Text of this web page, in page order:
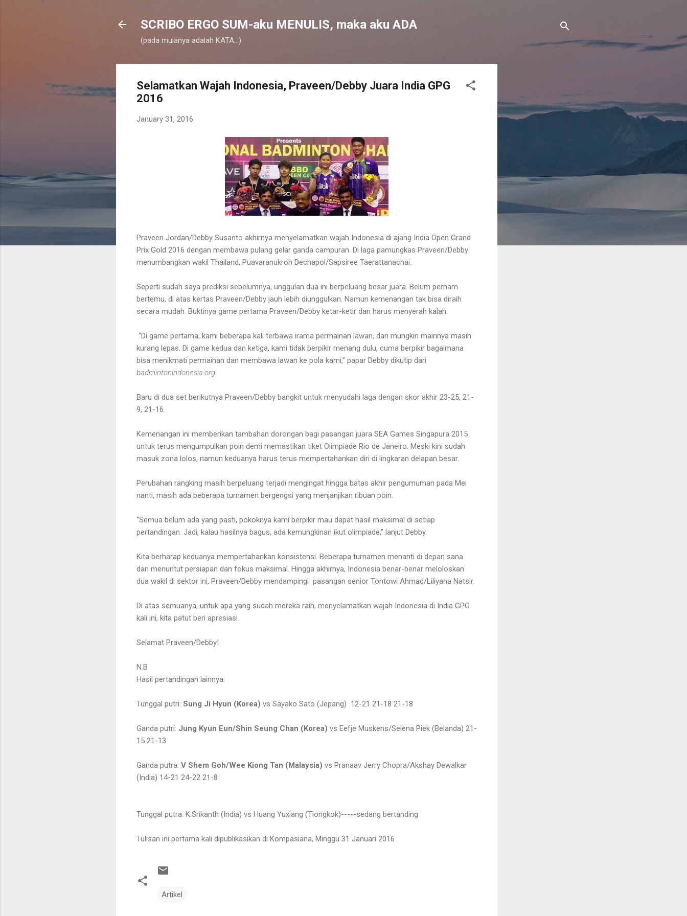
SCRIBO ERGO SUM-aku MENULIS, maka aku ADA
(pada mulanya adalah KATA...)
Selamatkan Wajah Indonesia, Praveen/Debby Juara India GPG
2016
January 31, 2016
Praveen Jordan/Debby Susanto akhirnya menyelamatkan wajah Indonesia di ajang India Open Grand
Prix Gold 2016 dengan membawa pulang gelar ganda campuran. Di laga pamungkas Praveen/Debby
menumbangkan wakil Thailand, Puavaranukroh Dechapol/Sapsiree Taerattanachai
Seperti sudah saya prediksi sebelumnya, unggulan dua ini berpeluang besar juara. Belum pernam
bertemu, di atas kertas Praveen/Debby jauh lebih diunggulkan. Namun kemenangan tak bisa diraih
secara mudah. Buktinya game pertama Praveen/Debby ketar-ketir dan harus menyerah kalah.
“Di game pertama, kami beberapa kali terbawa irama permainan lawan, dan mungkin mainnya masih
kurang lepas. Di game kedua dan ketiga, kami tidak berpikir menang dulu, cuma berpikir bagaimana
bisa menikmati permainan dan membawa lawan ke pola kami,” papar Debby dikutip dari
badmintonindonesia.org
Baru di dua set berikutnya Praveen/Debby bangkit untuk menyudahi laga dengan skor akhir 23-25, 21-
9, 21-16.
Kemenangan ini memberikan tambahan dorongan bagi pasangan juara SEA Games Singapura 2015
untuk terus mengumpulkan poin demi memastikan tiket Olimpiade Rio de Janeiro. Meski kini sudah
masuk zona lolos, namun keduanya harus terus mempertahankan diri di lingkaran delapan besar.
Perubahan rangking masih berpeluang terjadi mengingat hingga batas akhir pengumuman pada Mei
nanti, masih ada beberapa turnamen bergengsi yang menjanjikan ribuan poin.
“Semua belum ada yang pasti, pokoknya kami berpikir mau dapat hasil maksimal di setiap
pertandingan. Jadi, kalau hasilnya bagus, ada kemungkinan ikut olimpiade,” lanjut Debby.
Kita berharap keduanya mempertahankan konsistensi. Beberapa turnamen menanti di depan sana
dan menuntut persiapan dan fokus maksimal. Hingga akhirnya, Indonesia benar-benar meloloskan
dua wakil di sektor ini, Praveen/Debby mendampingi pasangan senior Tontowi Ahmad/Liliyana Natsir
Di atas semuanya, untuk apa yang sudah mereka raih, menyelamatkan wajah Indonesia di India GPG
kali ini, kita patut beri apresiasi.
Selamat Praveen/Debby!
N.B
Hasil pertandingan lainnya:
Tunggal putri: Sung Ji Hyun (Korea) vs Sayako Sato (Jepang) 12-21 21-18 21-18
Ganda putri: Jung Kyun Eun/Shin Seung Chan (Korea) vs Eefje Muskens/Selena Piek (Belanda) 21-
15 21-13
Ganda putra: V Shem Goh/Wee Kiong Tan (Malaysia) vs Pranaav Jerry Chopra/Akshay Dewalkar
(India) 14-21 24-22 21-8
Tunggal putra: K.Srikanth (India) vs Huang Yuxiang (Tiongkok)-----sedang bertanding
Tulisan ini pertama kali dipublikasikan di Kompasiana, Minggu 31 Januari 2016
Artikel